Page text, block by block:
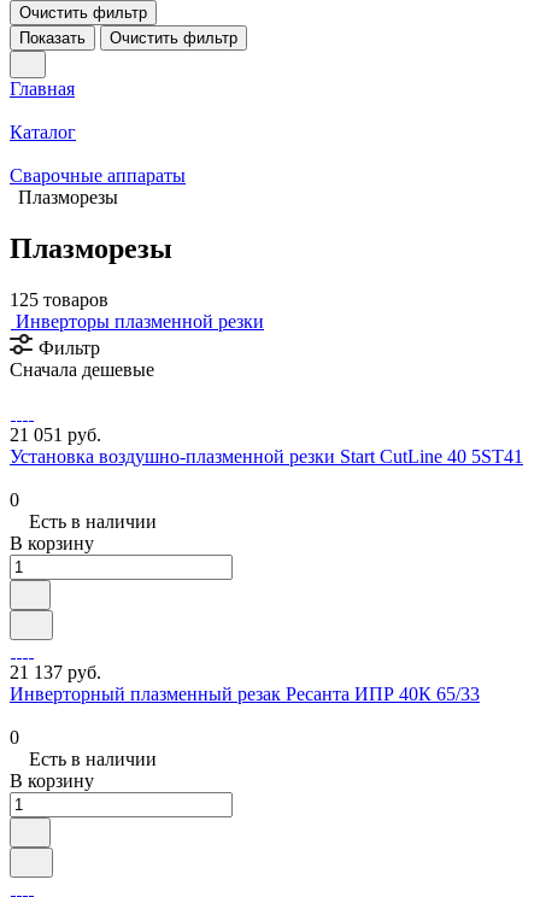
Очистить фильтр
Показать
Очистить фильтр
Главная
Каталог
Сварочные аппараты
Плазморезы
Плазморезы
125 товаров
Инверторы плазменной резки
Фильтр
Сначала дешевые
21 051 руб.
Установка воздушно-плазменной резки Start CutLine 40 5ST41
0
Есть в наличии
В корзину
21 137 руб.
Инверторный плазменный резак Ресанта ИПР 40К 65/33
0
Есть в наличии
В корзину